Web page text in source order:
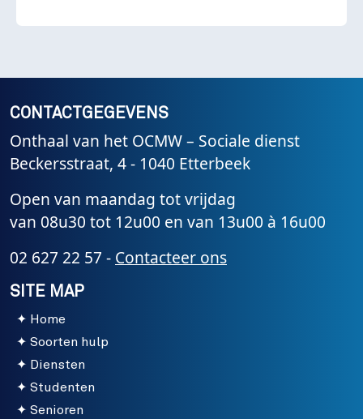
CONTACTGEGEVENS
Onthaal van het OCMW – Sociale dienst
Beckersstraat, 4 - 1040 Etterbeek
Open van maandag tot vrijdag
van 08u30 tot 12u00 en van 13u00 à 16u00
02 627 22 57 - Contacteer ons
SITE MAP
Home
Soorten hulp
Diensten
Studenten
Senioren